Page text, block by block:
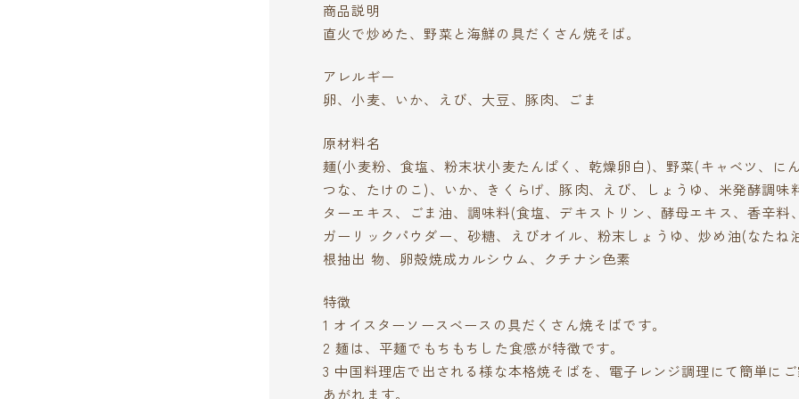
商品説明
直火で炒めた、野菜と海鮮の具だくさん焼そば。
アレルギー
卵、小麦、いか、えび、大豆、豚肉、ごま
原材料名
麺(小麦粉、食塩、粉末状小麦たんぱく、乾燥卵白)、野菜(キャベツ、に
つな、たけのこ)、いか、きくらげ、豚肉、えび、しょうゆ、米発酵調味
ターエキス、ごま油、調味料(食塩、デキストリン、酵母エキス、香辛料
ガーリックパウダー、砂糖、えびオイル、粉末しょうゆ、炒め油(なた
根抽出 物、卵殻焼成カルシウム、クチナシ色素
特徴
1 オイスターソースベースの具だくさん焼そばです。
2 麺は、平麺でもちもちした食感が特徴です。
3 中国料理店で出される様な本格焼そばを、電子レンジ調理にて簡単に
あがれます。